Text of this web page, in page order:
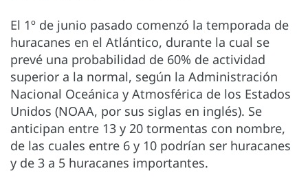
El 1º de junio pasado comenzó la temporada de
huracanes en el Atlántico, durante la cual se
prevé una probabilidad de 60% de actividad
superior a la normal, según la Administración
Nacional Oceánica y Atmosférica de los Estados
Unidos (NOAA, por sus siglas en inglés). Se
anticipan entre 13 y 20 tormentas con nombre,
de las cuales entre 6 y 10 podrían ser huracanes
y de 3 a 5 huracanes importantes.